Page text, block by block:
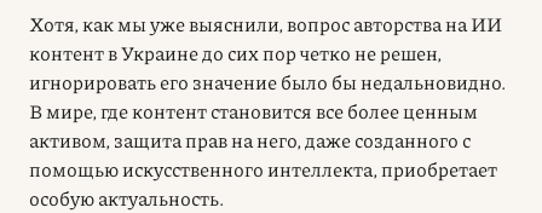
Хотя, как мы уже выяснили, вопрос авторства наИИ
контент в Украинедо сих пор четко не решен,
игнорировать его значение было бы недальновидно.
В мире, где контент становится все более ценным
активом, защита прав на него, даже созданного с
помощью искусственного интеллекта, приобретает
особую актуальность.